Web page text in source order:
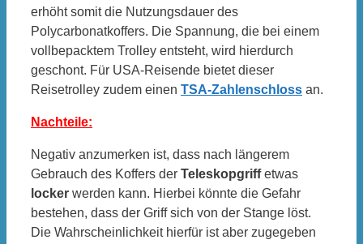
erhöht somit die Nutzungsdauer des
Polycarbonatkoffers. Die Spannung, die bei einem
vollbepacktem Trolley entsteht, wird hierdurch
geschont. Für USA-Reisende bietet dieser
Reisetrolley zudem einen TSA-Zahlenschloss an.
Nachteile:
Negativ anzumerken ist, dass nach längerem
Gebrauch des Koffers der Teleskopgriffetwas
locker werden kann. Hierbei könnte die Gefahr
bestehen, dass der Griff sich von der Stange löst.
Die Wahrscheinlichkeit hierfür ist aber zugegeben